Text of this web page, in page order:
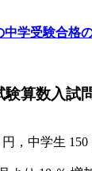
学受験合格
験算数入
，中学生